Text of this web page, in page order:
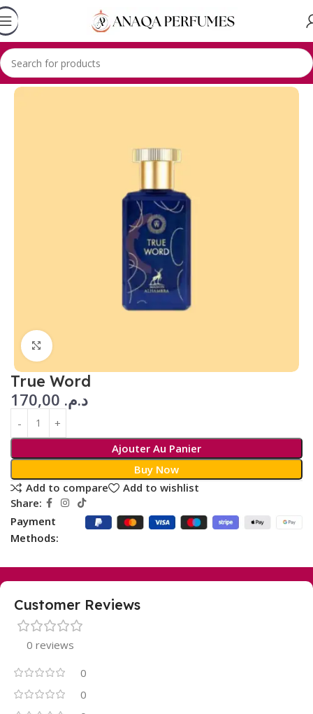
Accueil Lhambra
Click to enlarge
True Word
د.م.
Ajouter Au Panier
Buy Now
Add to compare
Add to wishlist
Share:
Payment
Methods:
Customer Reviews
0 reviews
0
0